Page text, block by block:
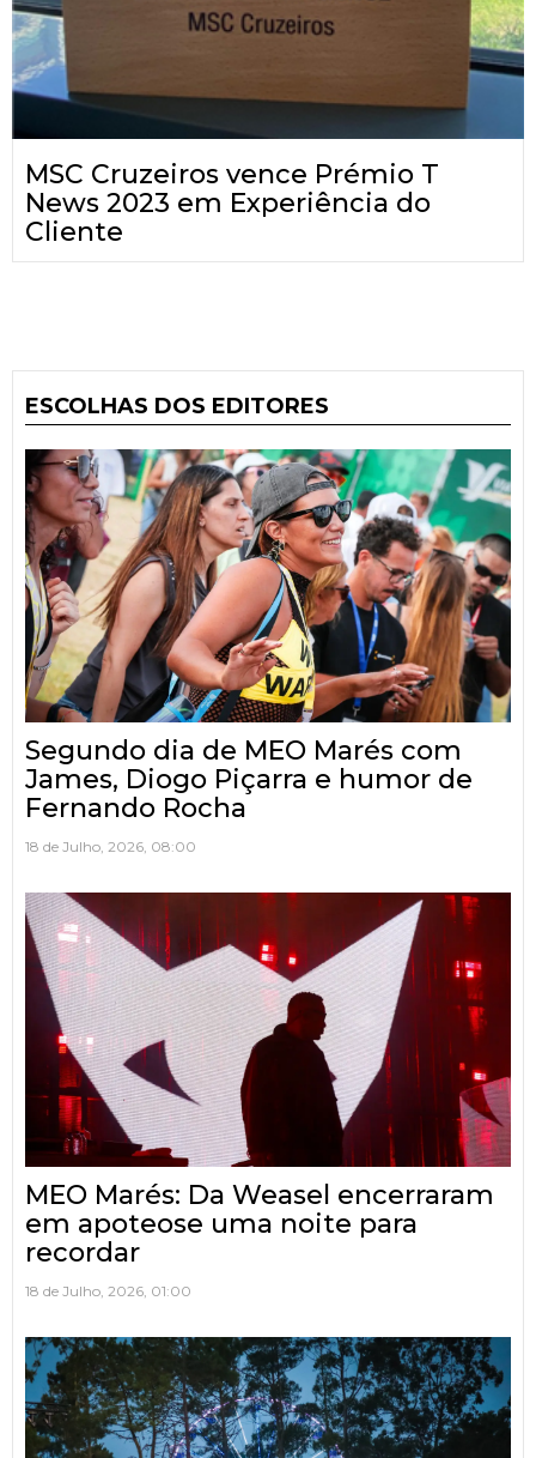
MSC Cruzeiros vence Prémio T
News 2023 em Experiência do
Cliente
ESCOLHAS DOS EDITORES
Segundo dia de MEO Marés com
James, Diogo Piçarra e humor de
Fernando Rocha
18 de Julho, 2026, 08:00
MEO Marés: Da Weasel encerraram
em apoteose uma noite para
recordar
18 de Julho, 2026, 01:00